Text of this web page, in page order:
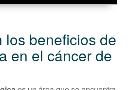
los beneficios de
en el cáncer de